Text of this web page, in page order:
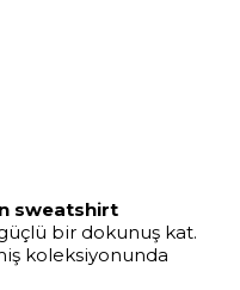
sweatshirt
bir dokunuş kat.
koleksiyonunda